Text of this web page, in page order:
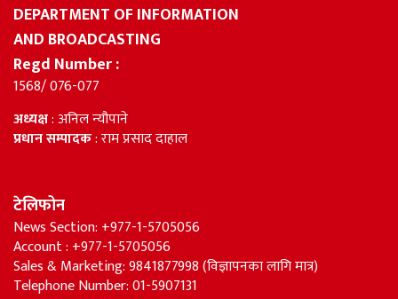
DEPARTMENT OF INFORMATION
AND BROADCASTING
Regd Number :
1568/ 076-077
अध्यक्ष: अनिल न्यौपाने
प्रधान सम्पादक: राम प्रसाद दाहाल
टेलिफोन
News Section: +977-1-5705056
Account : +977-1-5705056
Sales & Marketing: 9841877998 (विज्ञापनका लागि मात्र)
Telephone Number: 01-5907131